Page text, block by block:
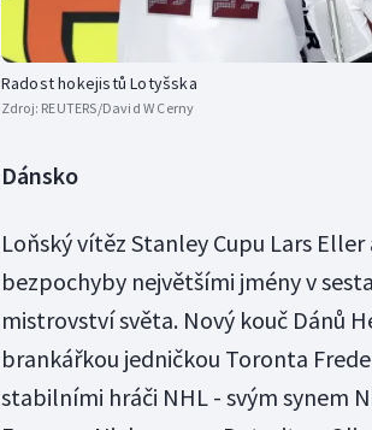
Radost hokejistů Lotyšska
Zdroj: REUTERS/David W Cerny
Dánsko
Loňský vítěz Stanley Cupu Lars
bezpochyby největšími jmény v
mistrovství světa. Nový kouč Dánů
brankářkou jedničkou Toronta
stabilními hráči NHL - svým synem